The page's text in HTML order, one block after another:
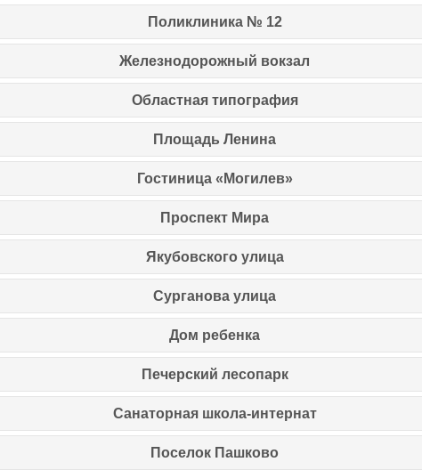
Поликлиника № 12
Железнодорожный вокзал
Областная типография
Площадь Ленина
Гостиница «Могилев»
Проспект Мира
Якубовского улица
Сурганова улица
Дом ребенка
Печерский лесопарк
Санаторная школа-интернат
Поселок Пашково